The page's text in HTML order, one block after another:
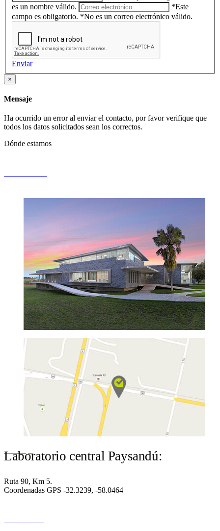
es un nombre válido.
*Este
campo es obligatorio. *No es un correo electrónico válido.
Enviar
×
Mensaje
Ha ocurrido un error al enviar el contacto, por favor verifique que
todos los datos solicitados sean los correctos.
Dónde estamos
Ver mapa
Laboratorio central Paysandú:
Ruta 90, Km 5.
Coordenadas GPS -32.3239, -58.0464